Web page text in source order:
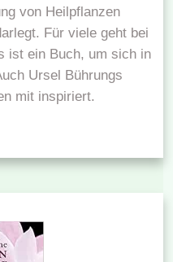
von Heilpflanzen
Für viele geht bei
ist ein Buch, um sich in
Ursel Bührungs
mit inspiriert.